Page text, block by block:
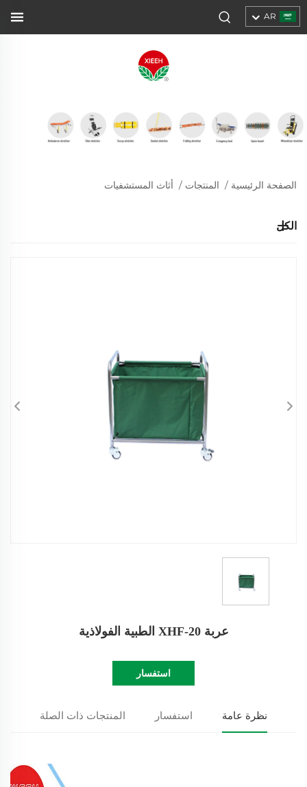
AR
الصفحة الرئيسية / المنتجات / أثاث المستشفيات
الكل
عربة XHF-20 الطبية الفولاذية
استفسار
نظرة عامة استفسار المنتجات ذات الصلة